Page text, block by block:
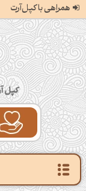
همراهی با کپل‌آرت